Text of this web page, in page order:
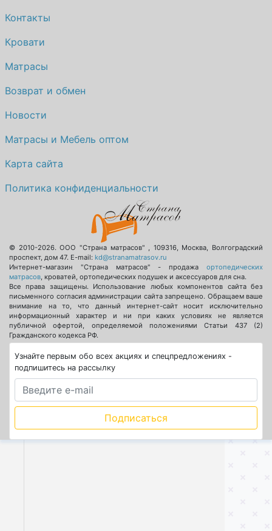
Контакты
Кровати
Матрасы
Возврат и обмен
Новости
Матрасы и Мебель оптом
Карта сайта
Политика конфиденциальности
© 2010-2026.ООО "Страна матрасов" 109316, Москва
Волгоградский
проспект, дом 47. E-mail: kd@stranamatrasov.ru
Интернет-магазин "Страна матрасов" - продажа ортопедических
матрасов , кроватей, ортопедических подушек и аксессуаров для сна.
Все права защищены. Использование любых компонентов сайта без
письменного согласия администрации сайта запрещено. Обращаем ваше
внимание на то, что данный интернет-сайт носит исключительно
информационный характер и ни при каких условиях не является
публичной офертой, определяемой положениями Статьи 437 (2)
Гражданского кодекса РФ.
Узнайте первым обо всех акциях и спецпредложениях -
подпишитесь на рассылку